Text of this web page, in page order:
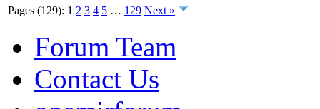
Pages (129): 1 2 3 4 5 … 129 Next »
Forum Team
Contact Us